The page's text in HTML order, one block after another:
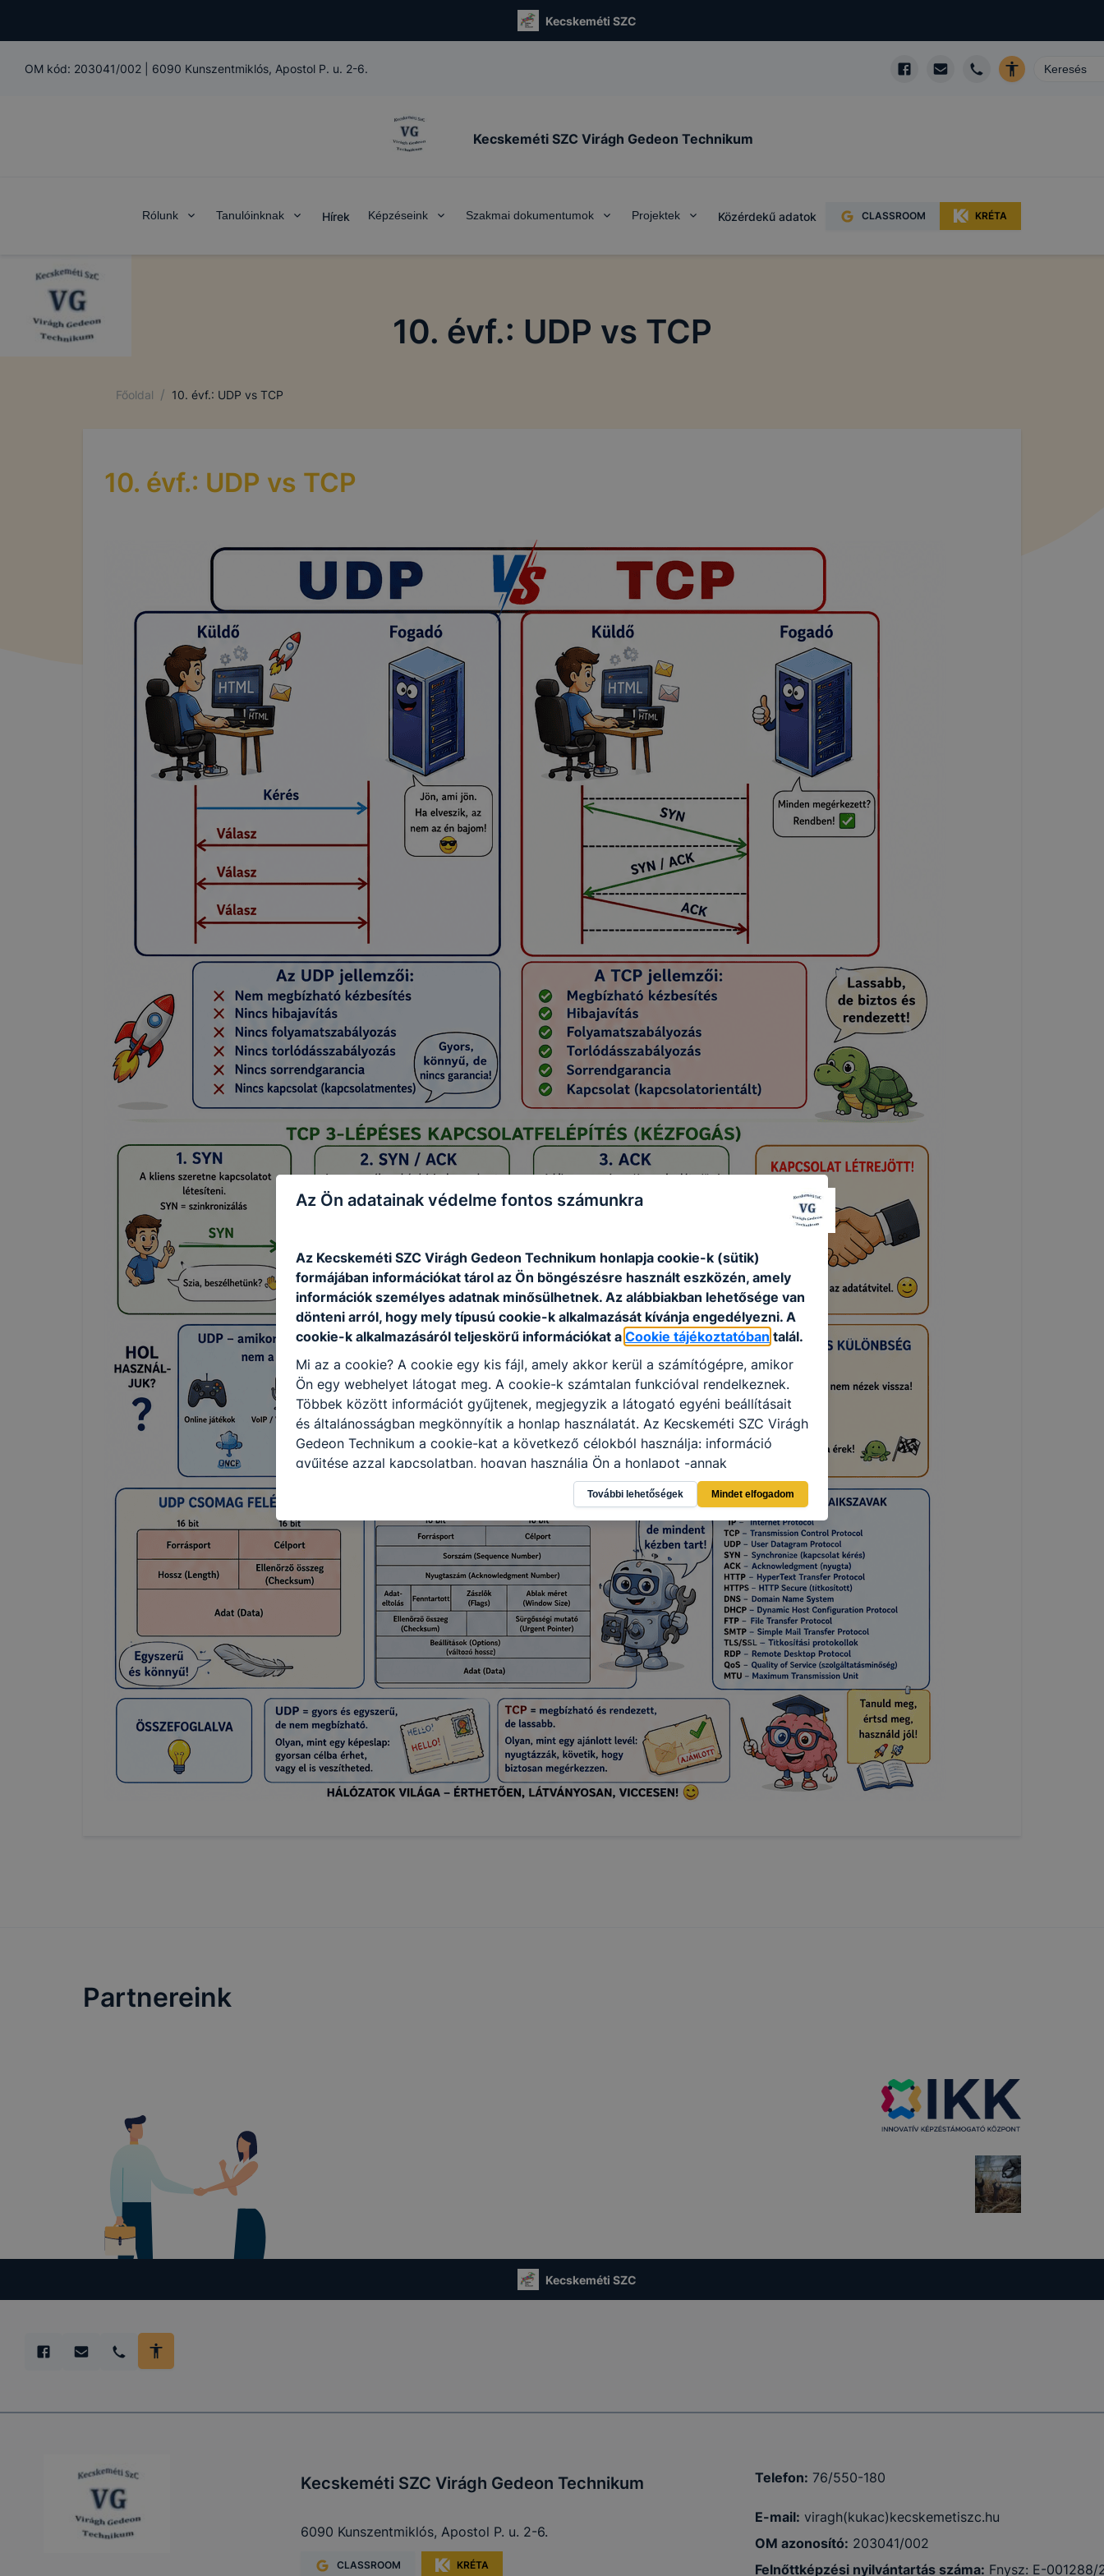
Kecskeméti SZC
OM kód: 203041/002 6090 Kunszentmiklós, Apostol P. u. 2-6.
Kecskeméti SZC Virágh Gedeon Technikum
Rólunk Tanulóinknak Hírek Képzéseink Szakmai dokumentumok Projektek Közérdekű adatok CLASSROOM KRÉTA
10. évf.: UDP vs TCP
Főoldal / 10. évf.: UDP vs TCP
10. évf.: UDP vs TCP
Partnereink
Kecskeméti SZC
Kecskeméti SZC Virágh Gedeon Technikum
6090 Kunszentmiklós, Apostol P. u. 2-6.
CLASSROOM KRÉTA
Telefon: 76/550-180
E-mail: viragh(kukac)kecskemetiszc.hu
OM azonosító: 203041/002
Felnőttképzési nyilvántartás száma: Fnysz: E-001288/
Az Ön adatainak védelme fontos számunkra
Az Kecskeméti SZC Virágh Gedeon Technikum honlapja cookie-k (sütik)
formájában információkat tárol az Ön böngészésre használt eszközén, amely
információk személyes adatnak minősülhetnek. Az alábbiakban lehetősége van
dönteni arról, hogy mely típusú cookie-k alkalmazását kívánja engedélyezni. A
cookie-k alkalmazásáról teljeskörű információkat a Cookie tájékoztatóban talál.
Mi az a cookie? A cookie egy kis fájl, amely akkor kerül a számítógépre, amikor
Ön egy webhelyet látogat meg. A cookie-k számtalan funkcióval rendelkeznek.
Többek között információt gyűjtenek, megjegyzik a látogató egyéni beállításait
és általánosságban megkönnyítik a honlap használatát. Az Kecskeméti SZC Virágh
Gedeon Technikum a cookie-kat a következő célokból használja: információ
gyűjtése azzal kapcsolatban, hogyan használja Ön a honlapot -annak
felmérésével, hogy a honlap melyik részeit látogatja, vagy használja leginkább,
így megtudhatjuk, hogyan biztosítsunk Önnek még jobb felhasználói élményt, ha
ismét meglátogatja oldalunkat, honlap fejlesztése. Hogyan ellenőrizheti és hogyan
tudja kikapcsolni a cookie-kat? Minden modern böngésző engedélyezi a cookie-k
beállításának a változtatását. A legtöbb böngésző alapértelmezettként
automatikusan elfogadja a cookie-kat, de ezek általában megváltoztathatók.
Felhívjuk figyelmét, hogy mivel a cookie-k célja honlapunk használhatóságának és
folyamatainak megkönnyítése vagy lehetővé tétele, a cookie-k alkalmazásának
megakadályozása vagy törlése által előfordulhat, hogy felhasználóink nem
lesznek képesek honlapunk funkcióinak teljes körű használatára, vagy a honlap a
tervezettől eltérően fog működni böngészőjében.
További lehetőségek Mindet elfogadom